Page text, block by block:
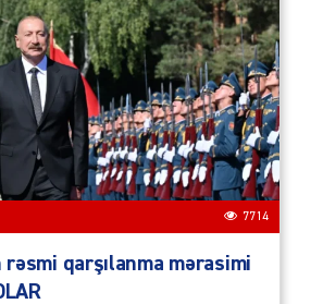
7714
qarşılanma mərasimi